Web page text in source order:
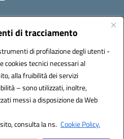
di tracciamento
di profilazione degli utenti -
cookies tecnici necessari al
alla fruibilità dei servizi
– sono utilizzati, inoltre,
messi a disposizione da Web
consulta la ns. Cookie Policy.
(ME)
mepc060006@pec.istruzione.it
by 3D Solution S.r.l.
by Designers Italia